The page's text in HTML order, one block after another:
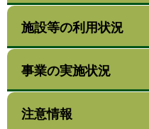
施設等の利用状況
事業の実施状況
注意情報